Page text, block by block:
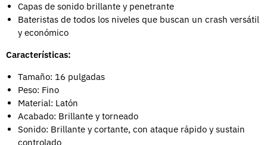
Capas de sonido brillante y penetrante
Bateristas de todos los niveles que buscan un crash versátil
y económico
Características:
Tamaño: 16 pulgadas
Peso: Fino
Material: Latón
Acabado: Brillante y torneado
Sonido: Brillante y cortante, con ataque rápido y sustain
controlado